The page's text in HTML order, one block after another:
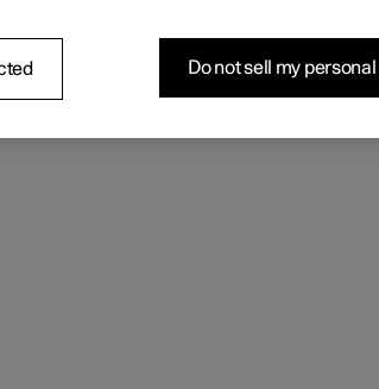
Do not sell my